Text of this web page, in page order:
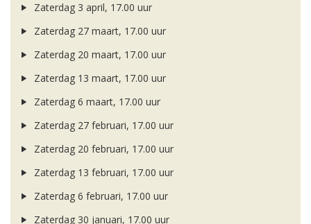
Zaterdag 3 april, 17.00 uur
Zaterdag 27 maart, 17.00 uur
Zaterdag 20 maart, 17.00 uur
Zaterdag 13 maart, 17.00 uur
Zaterdag 6 maart, 17.00 uur
Zaterdag 27 februari, 17.00 uur
Zaterdag 20 februari, 17.00 uur
Zaterdag 13 februari, 17.00 uur
Zaterdag 6 februari, 17.00 uur
Zaterdag 30 januari, 17.00 uur